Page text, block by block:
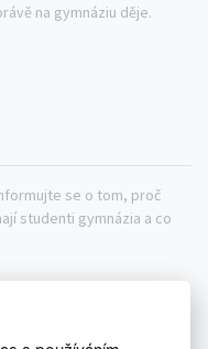
na gymnáziu děje.
se o tom, proč
studenti gymnázia a co
webu